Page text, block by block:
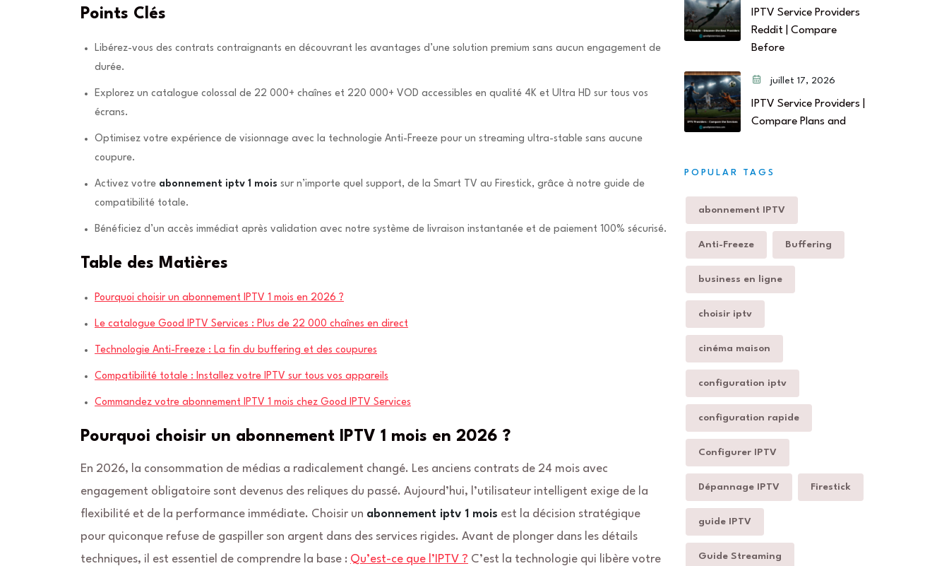
Points Clés
Libérez-vous des contrats contraignants en découvrant les avantages d’une solution premium sans aucun engagement de
durée.
Explorez un catalogue colossal de 22 000+ chaînes et 220 000+ VOD accessibles en qualité 4K et Ultra HD sur tous vos
écrans.
Optimisez votre expérience de visionnage avec la technologie Anti-Freeze pour un streaming ultra-stable sans aucune
coupure.
Activez votre abonnement iptv 1 mois sur n’importe quel support, de la Smart TV au Firestick, grâce à notre guide de
compatibilité totale.
Bénéficiez d’un accès immédiat après validation avec notre système de livraison instantanée et de paiement 100% sécurisé.
Table des Matières
Pourquoi choisir un abonnement IPTV 1 mois en 2026 ?
Le catalogue Good IPTV Services : Plus de 22 000 chaînes en direct
Technologie Anti-Freeze : La fin du buffering et des coupures
Compatibilité totale : Installez votre IPTV sur tous vos appareils
Commandez votre abonnement IPTV 1 mois chez Good IPTV Services
Pourquoi choisir un abonnement IPTV 1 mois en 2026 ?
En 2026, la consommation de médias a radicalement changé. Les anciens contrats de 24 mois avec
engagement obligatoire sont devenus des reliques du passé. Aujourd’hui, l’utilisateur intelligent exige de la
flexibilité et de la performance immédiate. Choisir un abonnement iptv 1 mois est la décision stratégique
pour quiconque refuse de gaspiller son argent dans des services rigides. Avant de plonger dans les détails
techniques, il est essentiel de comprendre la base : Qu’est-ce que l’IPTV ? C’est la technologie qui libère votre
IPTV Service Providers
Reddit | Compare
Before
juillet 17, 2026
IPTV Service Providers |
Compare Plans and
POPULAR TAGS
abonnement IPTV
Anti-Freeze Buffering
business en ligne
choisir iptv
cinéma maison
configuration iptv
configuration rapide
Configurer IPTV
Dépannage IPTV Firestick
guide IPTV
Guide Streaming